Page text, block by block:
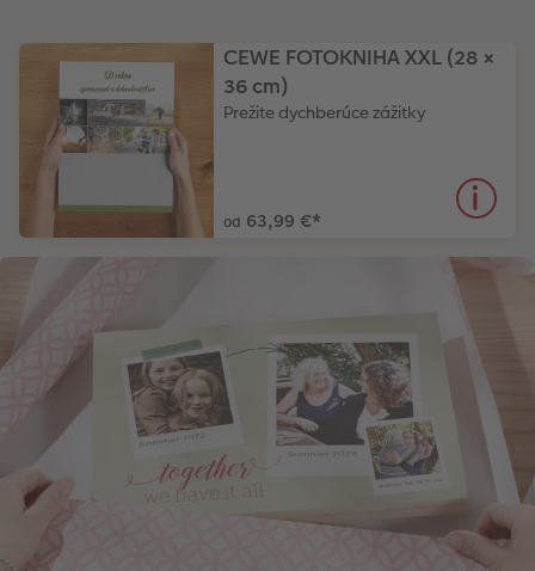
CEWE FOTOKNIHA XXL (28 ×
36 cm)
Prežite dychberúce zážitky
od 63,99 €*